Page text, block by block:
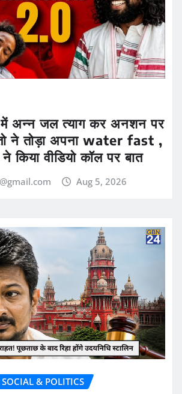
में अन्न जल त्याग कर अनशन पर
ने तोड़ा अपना water fast ,
किया वीडियो कॉल पर बात
Aug 5, 2026
SOCIAL & POLITICS